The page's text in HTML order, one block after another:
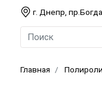
г. Днепр,
Главная